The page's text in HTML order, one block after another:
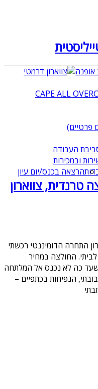
אופנה
CAPE ALL OVER
פרטיים)
העבודה
ובמכירות
הרצאה בכנס/יום עיון
טרנדית, צווארון
התחרה הדומיננטי רכשתי
החולצה במחיר
שעד כה לא נכנס אל המלתחה
הנפיחות בכתפיים –